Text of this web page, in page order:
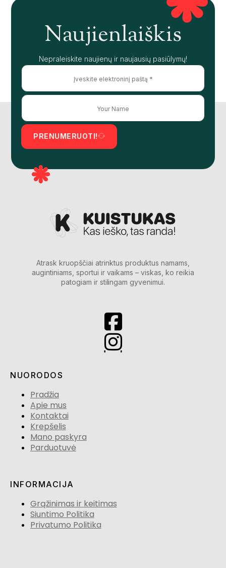
Naujienlaiškis
Nepraleiskite naujienų ir naujausių pasiūlymų!
PRENUMERUOTI!
Atrask kruopščiai atrinktus produktus namams,
augintiniams, sportui ir vaikams – viskas, ko reikia
patogiam ir stilingam gyvenimui.
NUORODOS
Pradžia
Apie mus
Kontaktai
Krepšelis
Mano paskyra
Parduotuvė
INFORMACIJA
Grąžinimas ir keitimas
Siuntimo Politika
Privatumo Politika